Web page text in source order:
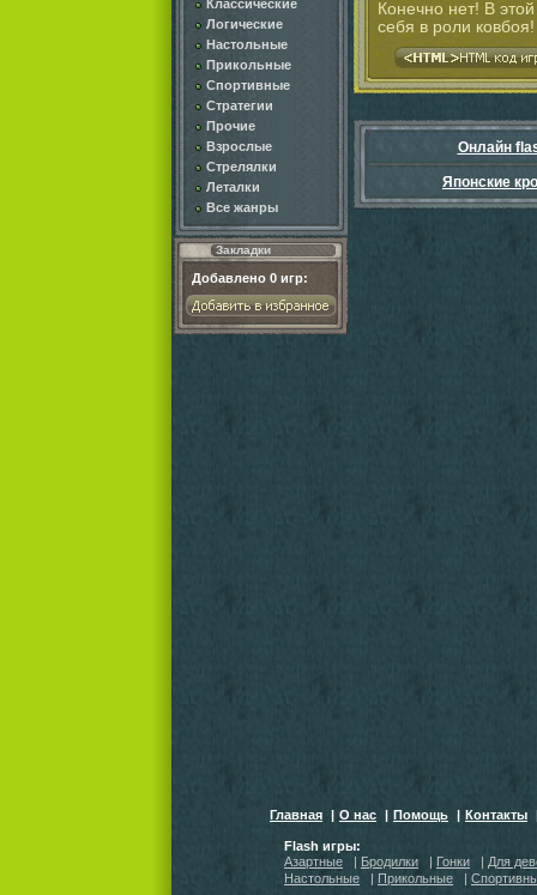
Классические
Логические
Настольные
Прикольные
Спортивные
Стратегии
Прочие
Взрослые
Стрелялки
Леталки
Все жанры
Закладки
Добавлено 0 игр:
Конечно нет! В
себя в роли ковбоя!
Онлайн
Японские
Главная | О нас | Помощь | Контакты
Flash игры:
Азартные
| Бродилки | Гонки | Для
Настольные
| Прикольные |